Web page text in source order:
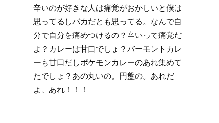
辛いのが好きな人は痛覚がおかしいと僕は
思ってるしバカだとも思ってる。なんで自
分で自分を痛めつけるの？辛いって痛覚だ
よ？カレーは甘口でしょ？バーモントカレ
ーも甘口だしポケモンカレーのあれ集めて
たでしょ？あの丸いの。円盤の。あれだ
よ、あれ！！！